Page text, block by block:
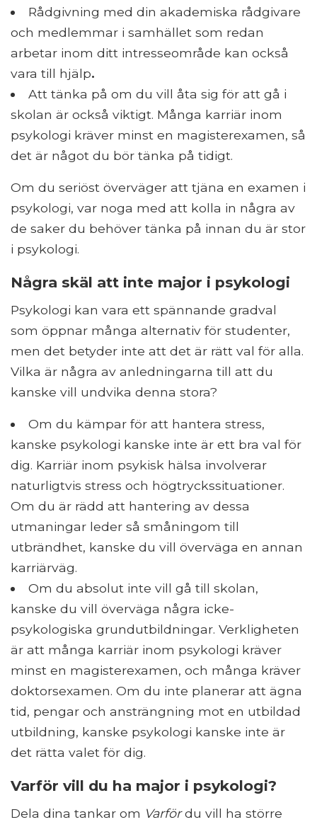
Rådgivning med din akademiska rådgivare
och medlemmar i samhället som redan
arbetar inom ditt intresseområde kan också
vara till hjälp.
Att tänka på om du vill åta sig för att gå i
skolan är också viktigt. Många karriär inom
psykologi kräver minst en magisterexamen, så
det är något du bör tänka på tidigt.
Om du seriöst överväger att tjäna en examen i
psykologi, var noga med att kolla in några av
de saker du behöver tänka på innan du är stor
i psykologi.
Några skäl att inte major i psykologi
Psykologi kan vara ett spännande gradval
som öppnar många alternativ för studenter,
men det betyder inte att det är rätt val för alla.
Vilka är några av anledningarna till att du
kanske vill undvika denna stora?
Om du kämpar för att hantera stress,
kanske psykologi kanske inte är ett bra val för
dig. Karriär inom psykisk hälsa involverar
naturligtvis stress och högtryckssituationer.
Om du är rädd att hantering av dessa
utmaningar leder så småningom till
utbrändhet, kanske du vill överväga en annan
karriärväg.
Om du absolut inte vill gå till skolan,
kanske du vill överväga några icke-
psykologiska grundutbildningar. Verkligheten
är att många karriär inom psykologi kräver
minst en magisterexamen, och många kräver
doktorsexamen. Om du inte planerar att ägna
tid, pengar och ansträngning mot en utbildad
utbildning, kanske psykologi kanske inte är
det rätta valet för dig.
Varför vill du ha major i psykologi?
Dela dina tankar om Varfördu vill ha större